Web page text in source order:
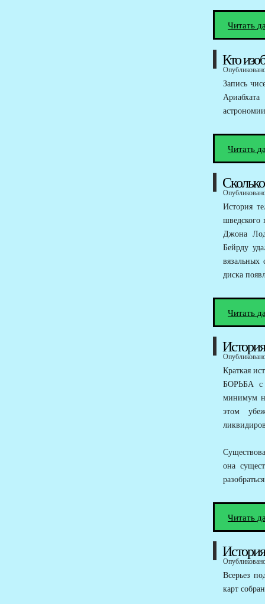
Читать
Кто
Запись
Читать
История
шведского
Джона
Бейрду
вязальных
диска
Читать
Краткая
БОРЬБА с
минимум
этом
она
Читать
Всерьез
карт